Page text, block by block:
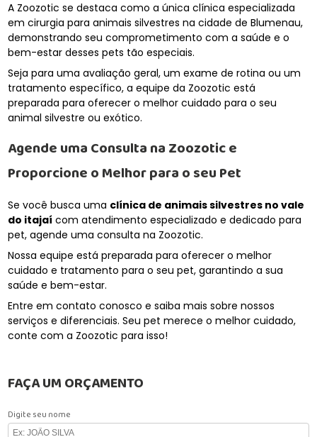
A Zoozotic se destaca como a única clínica especializada
em cirurgia para animais silvestres na cidade de Blumenau,
demonstrando seu comprometimento com a saúde e o
bem-estar desses pets tão especiais.
Seja para uma avaliação geral, um exame de rotina ou um
tratamento específico, a equipe da Zoozotic está
preparada para oferecer o melhor cuidado para o seu
animal silvestre ou exótico.
Agende uma Consulta na Zoozotic e
Proporcione o Melhor para o seu Pet
Se você busca uma clínica de animais silvestres no vale
do itajaí com atendimento especializado e dedicado para
pet, agende uma consulta na Zoozotic.
Nossa equipe está preparada para oferecer o melhor
cuidado e tratamento para o seu pet, garantindo a sua
saúde e bem-estar.
Entre em contato conosco e saiba mais sobre nossos
serviços e diferenciais. Seu pet merece o melhor cuidado,
conte com a Zoozotic para isso!
FAÇA UM ORÇAMENTO
Digite seu nome